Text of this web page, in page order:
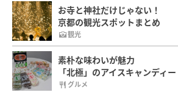
お寺と神社だけじゃない！
京都の観光スポットまとめ
観光
素朴な味わいが魅力
「北極」のアイスキャンディー
グルメ